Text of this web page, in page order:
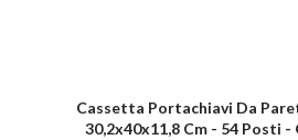
Cassetta Portachiavi Da
30,2x40x11,8 Cm - 54 Posti